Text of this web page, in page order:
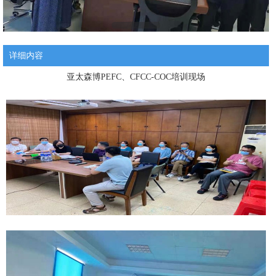
详细内容
亚太森博PEFC、CFCC-COC培训现场